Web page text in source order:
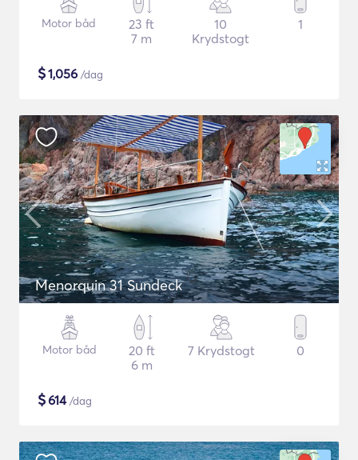
Motor båd
23 ft
7 m
10
Krydstogt
1
$1,056 /dag
Menorquin 31 Sundeck
Motor båd
20 ft
6 m
7 Krydstogt 0
$614/dag